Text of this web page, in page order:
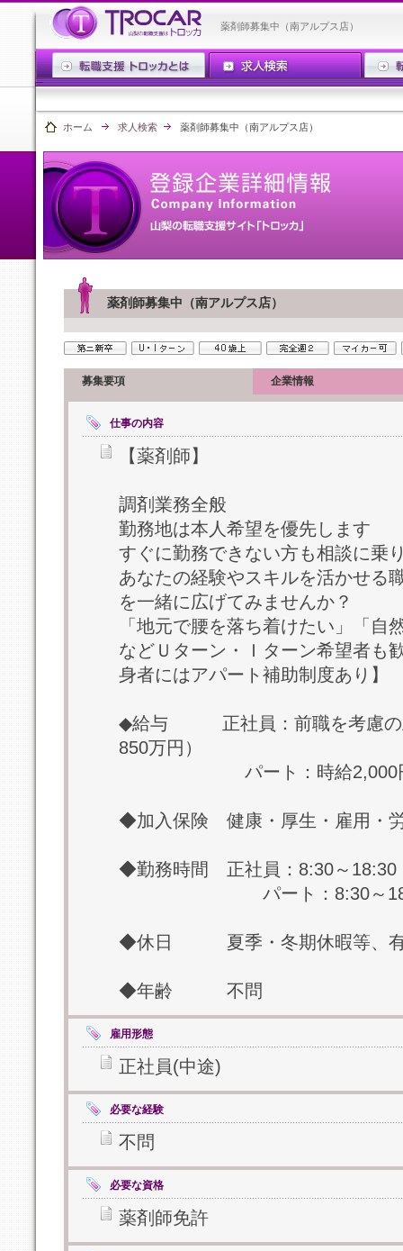
薬剤師募集中（南アルプス店）
ホーム 求人検索 薬剤師募集中（南アルプス店）
薬剤師募集中（南アルプス店）
募集要項 企業情報
仕事の内容
【薬剤師】
調剤業務全般
勤務地は本人希望を優先します
すぐに勤務できない方も相談に乗
あなたの経験やスキルを活かせる
を一緒に広げてみませんか？
「地元で腰を落ち着けたい」「自
などＵターン・Ｉターン希望者も
身者にはアパート補助制度あり】
◆給与 正社員：前職を考慮の
850万円）
パート：時給2,000円
◆加入保険 健康・厚生・雇用・
◆勤務時間 正社員：8:30～18:30
パート：8:30～18:30
◆休日 夏季・冬期休暇等、有
◆年齢 不問
雇用形態
正社員(中途)
必要な経験
不問
必要な資格
薬剤師免許